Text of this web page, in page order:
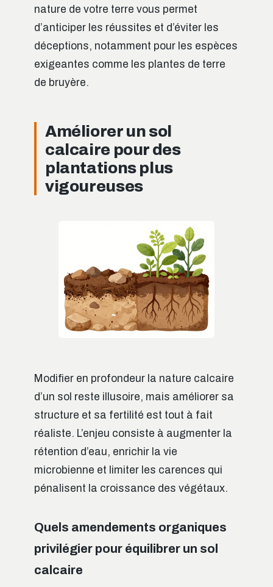
nature de votre terre vous permet
d’anticiper les réussites et d’éviter les
déceptions, notamment pour les espèces
exigeantes comme les plantes de terre
de bruyère.
Améliorer un sol
calcaire pour des
plantations plus
vigoureuses
Modifier en profondeur la nature calcaire
d’un sol reste illusoire, mais améliorer sa
structure et sa fertilité est tout à fait
réaliste. L’enjeu consiste à augmenter la
rétention d’eau, enrichir la vie
microbienne et limiter les carences qui
pénalisent la croissance des végétaux.
Quels amendements organiques
privilégier pour équilibrer un sol
calcaire